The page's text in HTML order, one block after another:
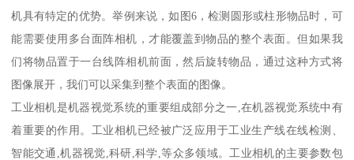
机具有特定的优势。举例来说，如图6，检测圆形或柱形物品时，可
能需要使用多台面阵相机，才能覆盖到物品的整个表面。但如果我
们将物品置于一台线阵相机前面，然后旋转物品，通过这种方式将
图像展开，我们可以采集到整个表面的图像。
工业相机是机器视觉系统的重要组成部分之一,在机器视觉系统中有
着重要的作用。工业相机已经被广泛应用于工业生产线在线检测、
智能交通,机器视觉,科研,科学,等众多领域。工业相机的主要参数包